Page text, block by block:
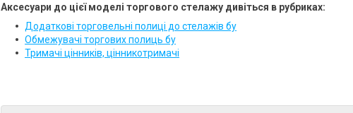
Аксесуари до цієї моделі торгового стелажу дивіться в рубриках:
Додаткові торговельні полиці до стелажів бу
Обмежувачі торгових полиць бу
Тримачі цінників, цінникотримачі